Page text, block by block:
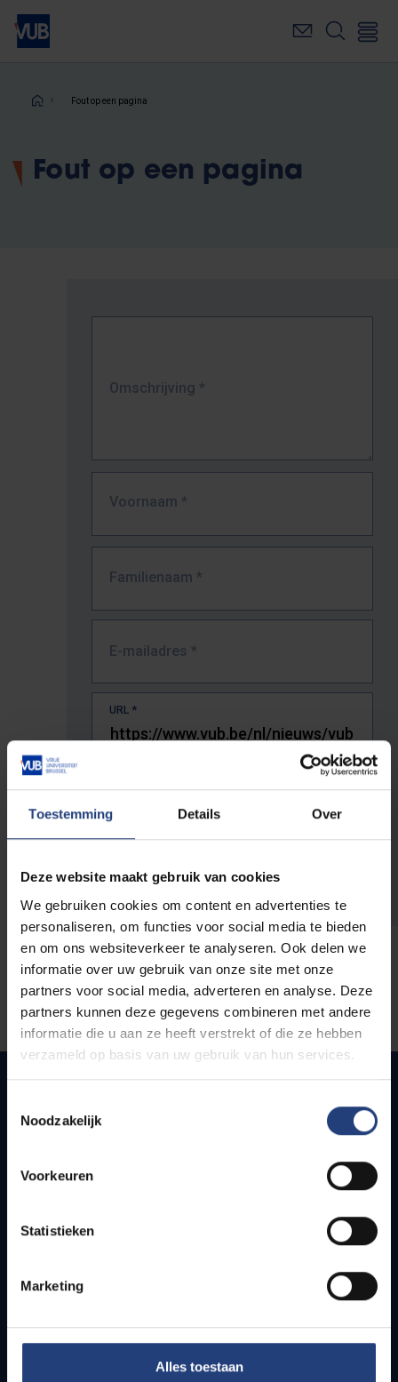
Toestemming Details Over
Deze website maakt gebruik van cookies
We gebruiken cookies om content en advertenties te
personaliseren, om functies voor social media te bieden
en om ons websiteverkeer te analyseren. Ook delen we
informatie over uw gebruik van onze site met onze
partners voor social media, adverteren en analyse. Deze
partners kunnen deze gegevens combineren met andere
informatie die u aan ze heeft verstrekt of die ze hebben
verzameld op basis van uw gebruik van hun services.
Noodzakelijk
Voorkeuren
Statistieken
Marketing
Alles toestaan
Overslaan
naar
inhoudKruimelpad
Fout op een pagina
Fout op een pagina
Omschrijving *
Voornaam *
Familienaam *
E-mailadres *
URL *
De volledige URL van de pagina waar je de fout zag.
Snel naar
Bereikbaarheid